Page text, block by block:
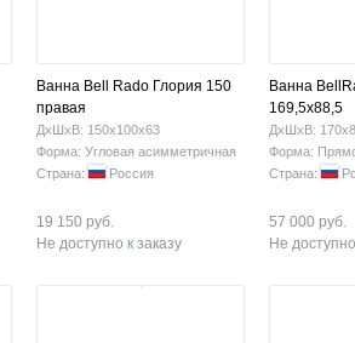
Ванна Bell Rado Глория 150
правая
ДхШхВ: 150х100х63
Форма: Угловая асимметричная
Страна:
Россия
19 150 руб.
Не доступно к заказу
Ванна
169,5х88,5
ДхШхВ:
Форма:
Страна:
57 000 руб.
Не